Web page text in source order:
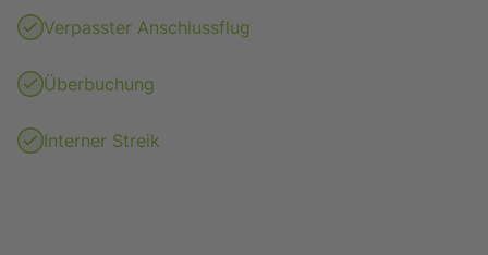
Verpasster Anschlussflug
Überbuchung
Interner Streik